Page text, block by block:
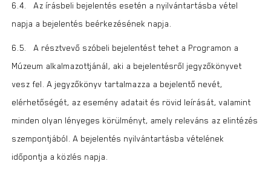
6.4. Az írásbeli bejelentés esetén a nyilvántartásba vétel
napja a bejelentés beérkezésének napja.
6.5. A résztvevő szóbeli bejelentést tehet a Programon a
Múzeum alkalmazottjánál, aki a bejelentésről jegyzőkönyvet
vesz fel. A jegyzőkönyv tartalmazza a bejelentő nevét,
elérhetőségét, az esemény adatait és rövid leírását, valamint
minden olyan lényeges körülményt, amely releváns az elintézés
szempontjából. A bejelentés nyilvántartásba vételének
időpontja a közlés napja.